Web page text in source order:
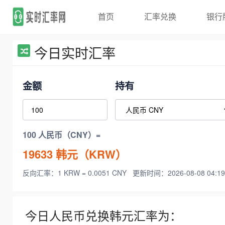
首页 汇率兑换 银行
今日实时汇率
金额 持有
100 人民币（CNY）=
19633韩元（KRW）
反向汇率：1 KRW = 0.0051 CNY 更新时间：2026-08-08
今日人民币兑换韩元汇率为：